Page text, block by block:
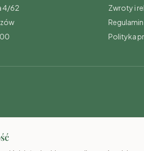
4/62
Zwroty i
Regulamin
Polityka